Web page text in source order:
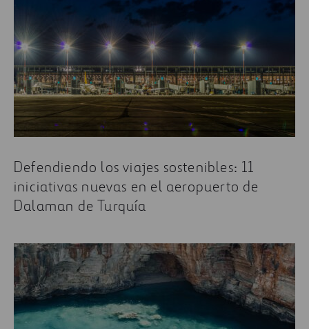
Defendiendo los viajes sostenibles: 11
iniciativas nuevas en el aeropuerto de
Dalaman de Turquía